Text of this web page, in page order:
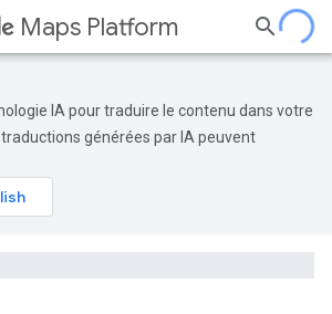
Maps Platform
IA pour traduire le contenu dans votre
générées par IA peuvent